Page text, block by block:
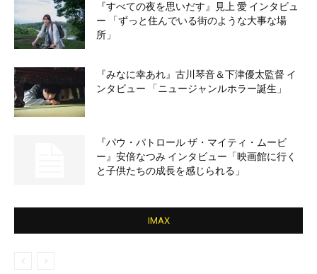
『すべての夜を思いだす』見上 愛 インタビュ
ー 「ずっと住んでいる街のような大事な場
所」
『みなに幸あれ』古川琴音＆下津優太監督 イ
ンタビュー 「ニュージャンルホラー誕生」
『パウ・パトロール ザ・マイティ・ムービ
ー』安倍なつみ インタビュー「映画館に行く
と子供たちの成長を感じられる」
IMAX